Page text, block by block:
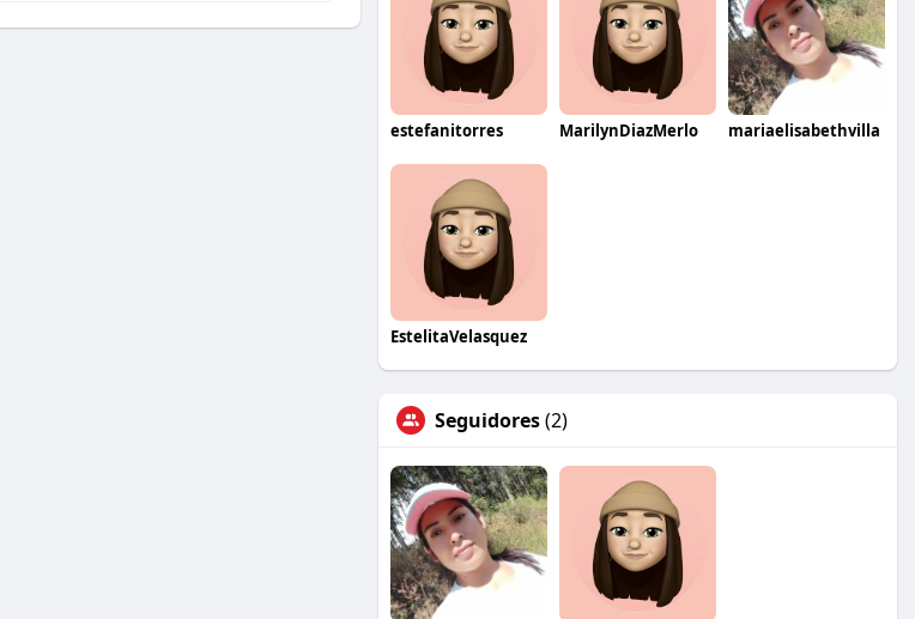
estefanitorres MarilynDiazMerlo mariaelisabethvilla
EstelitaVelasquez
Seguidores(2)